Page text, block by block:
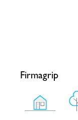
Firmagrip